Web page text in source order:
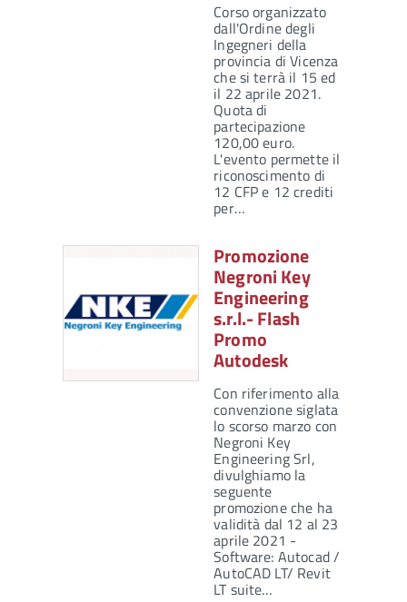
Corso organizzato
dall'Ordine degli
Ingegneri della
provincia di Vicenza
che si terrà il 15 ed
il 22 aprile 2021.
Quota di
partecipazione
120,00 euro.
L'evento permette il
riconoscimento di
12 CFP e 12 crediti
per…
Promozione
Negroni Key
Engineering
s.r.l.- Flash
Promo
Autodesk
Con riferimento alla
convenzione siglata
lo scorso marzo con
Negroni Key
Engineering Srl,
divulghiamo la
seguente
promozione che ha
validità dal 12 al 23
aprile 2021 -
Software: Autocad /
AutoCAD LT/ Revit
LT suite…